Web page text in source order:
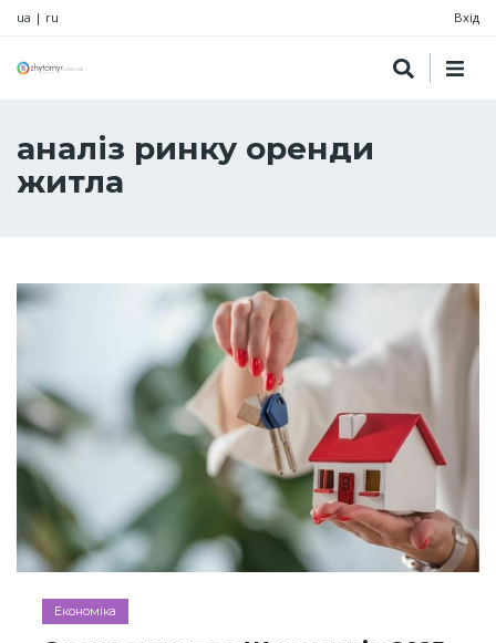
ua | ru Вхід
аналіз ринку оренди
житла
Економіка